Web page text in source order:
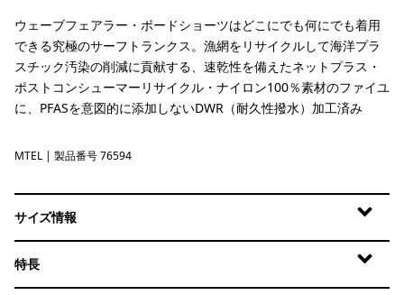
ウェーブフェアラー・ボードショーツはどこにでも何にでも着用
できる究極のサーフトランクス。漁網をリサイクルして海洋プラ
スチック汚染の削減に貢献する、速乾性を備えたネットプラス・
ポストコンシューマーリサイクル・ナイロン100％素材のファイユ
に、PFASを意図的に添加しないDWR（耐久性撥水）加工済み
Mother Tree: Early Teal
MTEL | 製品番号 76594
サイズ情報
特長